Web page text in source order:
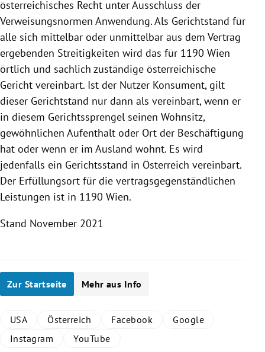
österreichisches Recht unter Ausschluss der
Verweisungsnormen Anwendung. Als Gerichtstand für
alle sich mittelbar oder unmittelbar aus dem Vertrag
ergebenden Streitigkeiten wird das für 1190 Wien
örtlich und sachlich zuständige österreichische
Gericht vereinbart. Ist der Nutzer Konsument, gilt
dieser Gerichtstand nur dann als vereinbart, wenn er
in diesem Gerichtssprengel seinen Wohnsitz,
gewöhnlichen Aufenthalt oder Ort der Beschäftigung
hat oder wenn er im Ausland wohnt. Es wird
jedenfalls ein Gerichtsstand in Österreich vereinbart.
Der Erfüllungsort für die vertragsgegenständlichen
Leistungen ist in 1190 Wien.
Stand November 2021
Zur Startseite Mehr aus Info
USA Österreich Facebook
Google
Instagram
YouTube